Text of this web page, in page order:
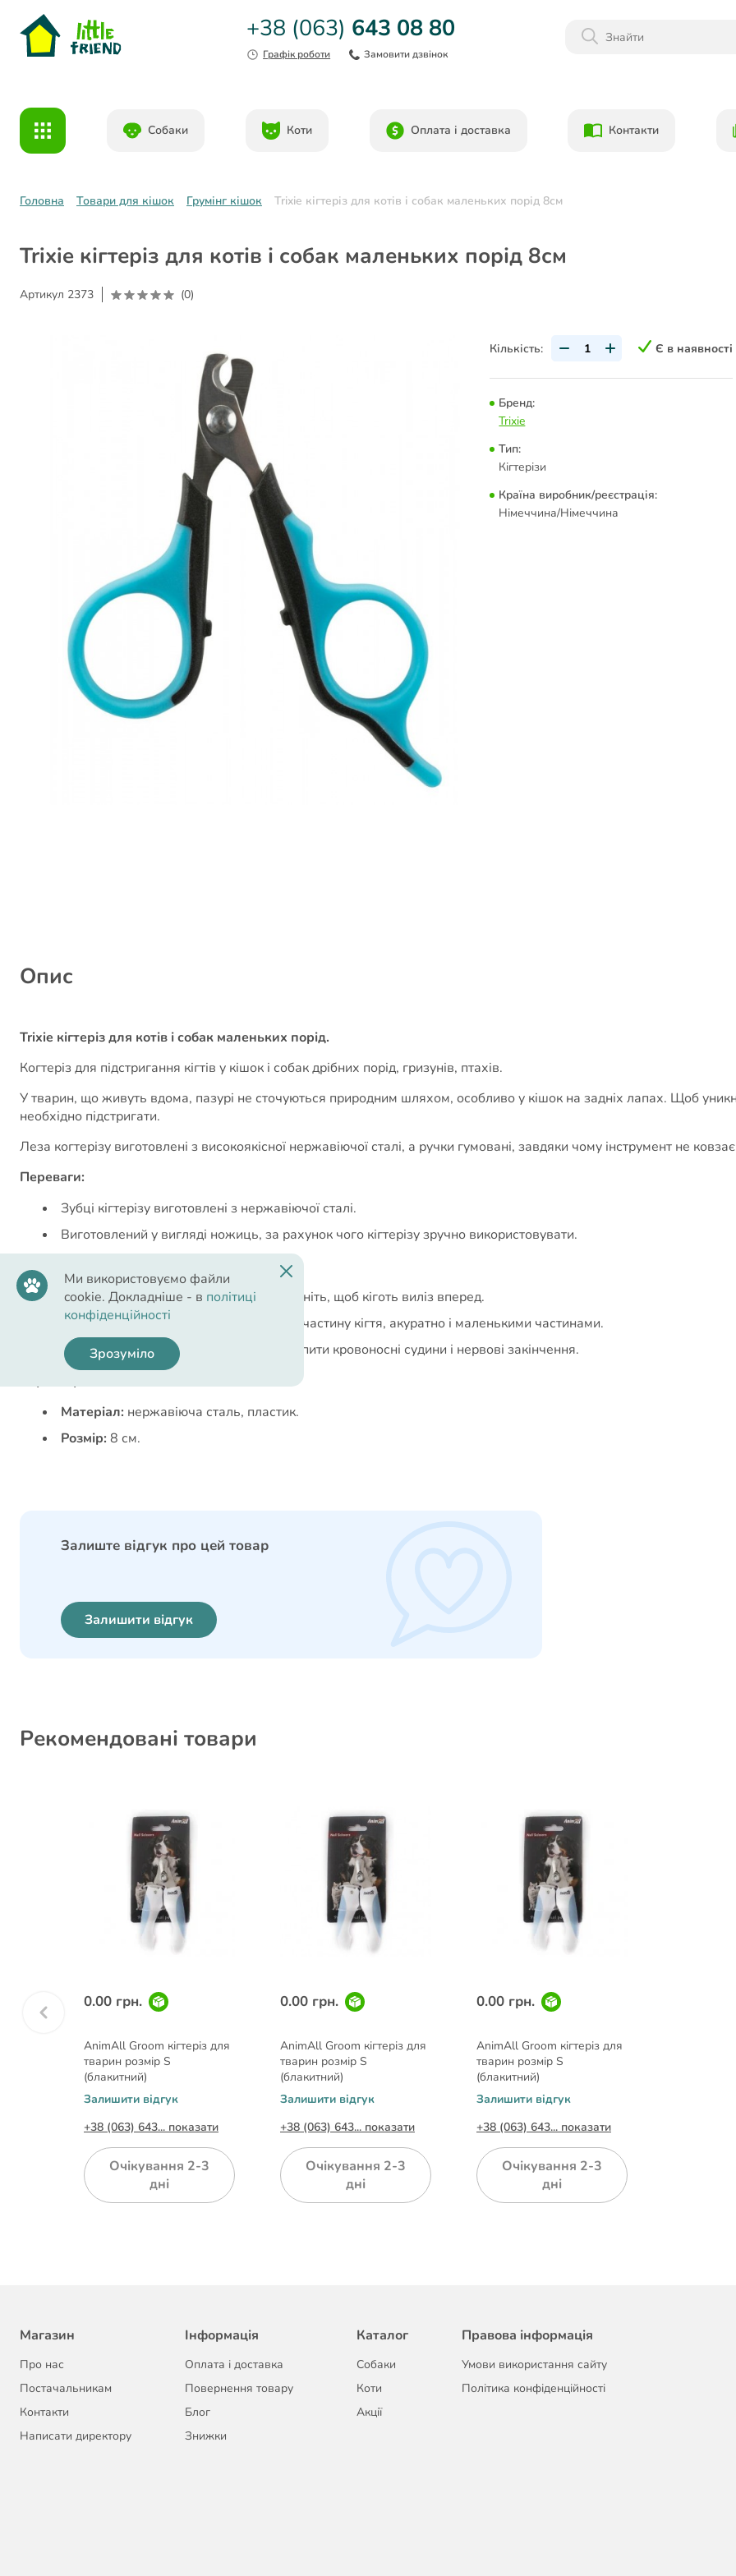
Даруємо 1000гр на бонусний рахунок при реєстрації!)
+38 (063) 643 08 80
Графік роботи Замовити дзвінок
Собаки Коти Оплата і доставка Контакти
Головна Товари для кішок Грумінг кішок Trixie кігтеріз для котів і собак маленьких порід 8см
Trixie кігтеріз для котів і собак маленьких порід 8см
Артикул 2373 (0)
Кількість: Є в наявності
Бренд:
Trixie
Тип:
Кігтерізи
Країна виробник/реєстрація:
Німеччина/Німеччина
Опис
Trixie кігтеріз для котів і собак маленьких порід.
Когтеріз для підстригання кігтів у кішок і собак дрібних порід, гризунів, птахів.
У тварин, що живуть вдома, пазурі не сточуються природним шляхом, особливо у кішок на задніх лапах. Щоб
необхідно підстригати.
Леза когтерізу виготовлені з високоякісної нержавіючої сталі, а ручки гумовані, завдяки чому інструмент не
Переваги:
Зубці кігтерізу виготовлені з нержавіючої сталі.
Виготовлений у вигляді ножиць, за рахунок чого кігтерізу зручно використовувати.
Рекомендації з використання:
Візьміть палець тварини і злегка натисніть, щоб кіготь виліз вперед.
Рекомендується обрізати тільки світлу частину кігтя, акуратно і маленькими частинами.
Будьте обережні, намагайтеся не зачепити кровоносні судини і нервові закінчення.
Матеріал: нержавіюча сталь, пластик.
Розмір: 8 см.
Залиште відгук про цей товар
Залишити відгук
Рекомендовані товари
0.00 грн.
AnimAll Groom кігтеріз для
тварин розмір S
(блакитний)
Залишити відгук
+38 (063) 643... показати
Очікування 2-3
дні
0.00 грн.
AnimAll Groom кігтеріз для
тварин розмір S
(блакитний)
Залишити відгук
+38 (063) 643... показати
Очікування 2-3
дні
0.00 грн.
AnimAll Groom кігтеріз для
тварин розмір S
(блакитний)
Залишити відгук
+38 (063) 643... показати
Очікування 2-3
дні
Магазин
Про нас
Постачальникам
Контакти
Написати директору
Інформація
Оплата і доставка
Повернення товару
Блог
Знижки
Каталог
Собаки
Коти
Акції
Правова інформація
Умови використання сайту
Політика конфіденційності
Ми використовуємо файли
cookie. Докладніше - в політиці
конфіденційності
Зрозуміло